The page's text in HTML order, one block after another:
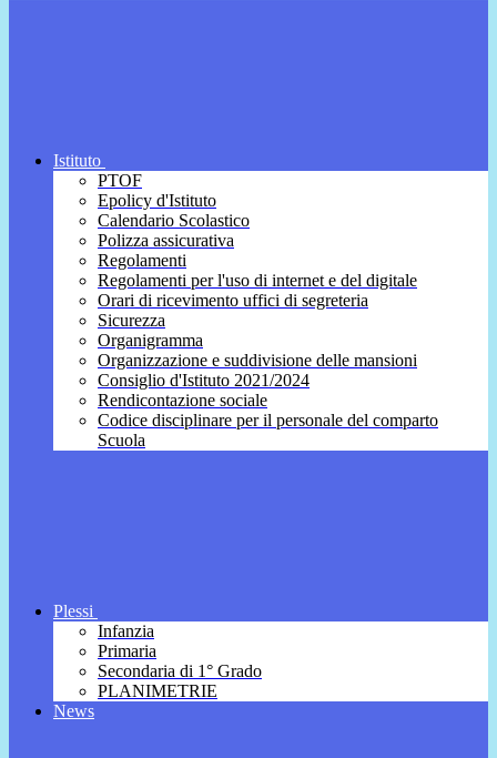
Istituto
PTOF
Epolicy d'Istituto
Calendario Scolastico
Polizza assicurativa
Regolamenti
Regolamenti per l'uso di internet e del digitale
Orari di ricevimento uffici di segreteria
Sicurezza
Organigramma
Organizzazione e suddivisione delle mansioni
Consiglio d'Istituto 2021/2024
Rendicontazione sociale
Codice disciplinare per il personale del comparto
Scuola
Plessi
Infanzia
Primaria
Secondaria di 1° Grado
PLANIMETRIE
News